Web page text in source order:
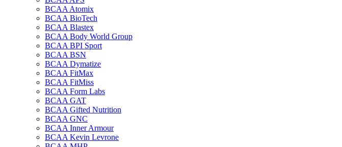
BCAA Atomix
BCAA BioTech
BCAA Blastex
BCAA Body World Group
BCAA BPI Sport
BCAA BSN
BCAA Dymatize
BCAA FitMax
BCAA FitMiss
BCAA Form Labs
BCAA GAT
BCAA Gifted Nutrition
BCAA GNC
BCAA Inner Armour
BCAA Kevin Levrone